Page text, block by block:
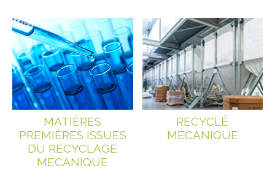
MATIÈRES
PREMIÈRES ISSUES
DU RECYCLAGE
MÉCANIQUE
RECYCLÉ
MÉCANIQUE